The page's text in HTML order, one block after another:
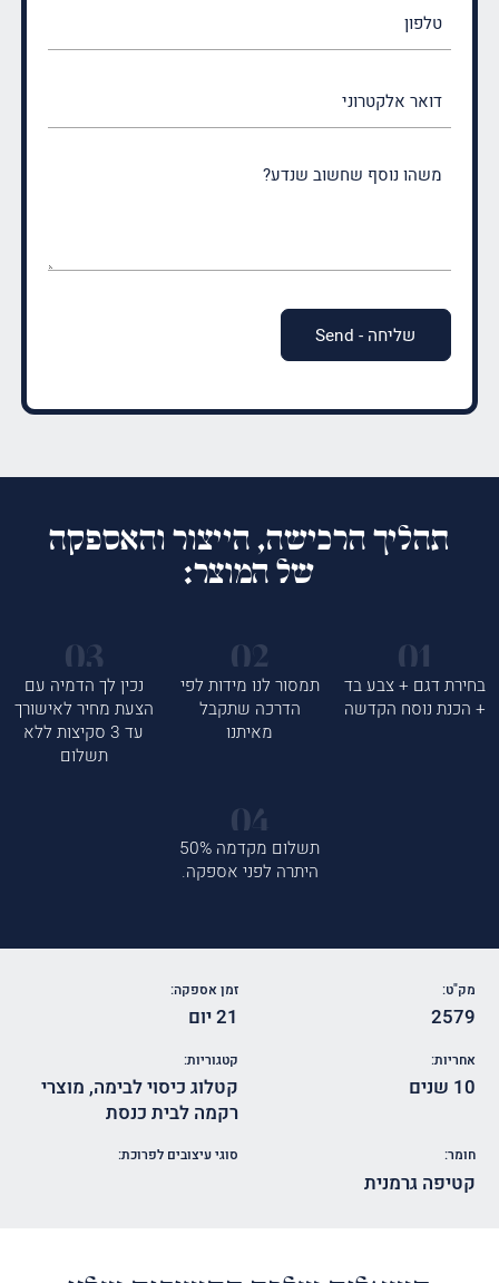
תהליך הרכישה, הייצור והאספקה
של המוצר:
בחירת דגם + צבע בד
+ הכנת נוסח הקדשה
תמסור לנו מידות לפי
הדרכה שתקבל
מאיתנו
נכין לך הדמיה עם
הצעת מחיר לאישורך
עד 3 סקיצות ללא
תשלום
תשלום מקדמה 50%
היתרה לפני אספקה.
מק"ט:
2579
זמן אספקה:
21 יום
אחריות:
10 שנים
קטגוריות:
קטלוג כיסוי לבימה, מוצרי
רקמה לבית כנסת
חומר:
קטיפה גרמנית
סוגי עיצובים לפרוכת: